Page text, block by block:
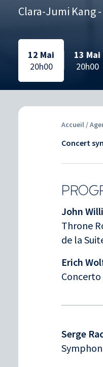
Clara-Jumi Kang
Date
Date
12 Mai
20h00
13 Mai
20h00
Accueil /
Concert
John
Throne
de la
Erich
Serge